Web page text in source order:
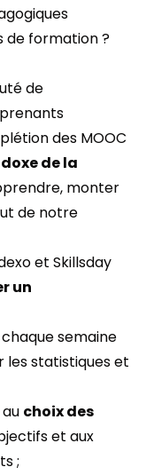
de formation ?
de
des MOOC
de la
monter
de notre
et Skillsday
un
chaque semaine
les statistiques et
choix des
et aux
;